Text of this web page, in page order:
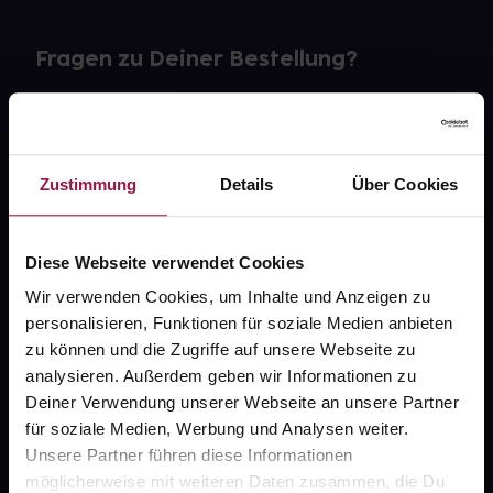
Zustimmung Details Über Cookies
Diese Webseite verwendet Cookies
Wir verwenden Cookies, um Inhalte und Anzeigen zu
personalisieren, Funktionen für soziale Medien anbieten
zu können und die Zugriffe auf unsere Webseite zu
analysieren. Außerdem geben wir Informationen zu
Deiner Verwendung unserer Webseite an unsere Partner
für soziale Medien, Werbung und Analysen weiter.
Unsere Partner führen diese Informationen
möglicherweise mit weiteren Daten zusammen, die Du
Fragen zu Deiner Bestellung?
gesund.de
Über uns
Karriere
Newsletter